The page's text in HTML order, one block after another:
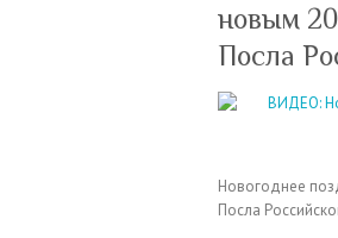
новым
Посла
Новогоднее
Посла